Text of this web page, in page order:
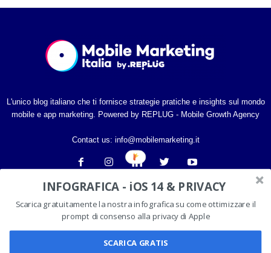
L'unico blog italiano che ti fornisce strategie pratiche e insights sul mondo
mobile e app marketing. Powered by REPLUG - Mobile Growth Agency
Contact us: info@mobilemarketing.it
PRIVACY
INFOGRAFICA - iOS 14 & PRIVACY
Scarica gratuitamente la nostra infografica su come ottimizzare il
prompt di consenso alla privacy di Apple
SCARICA GRATIS